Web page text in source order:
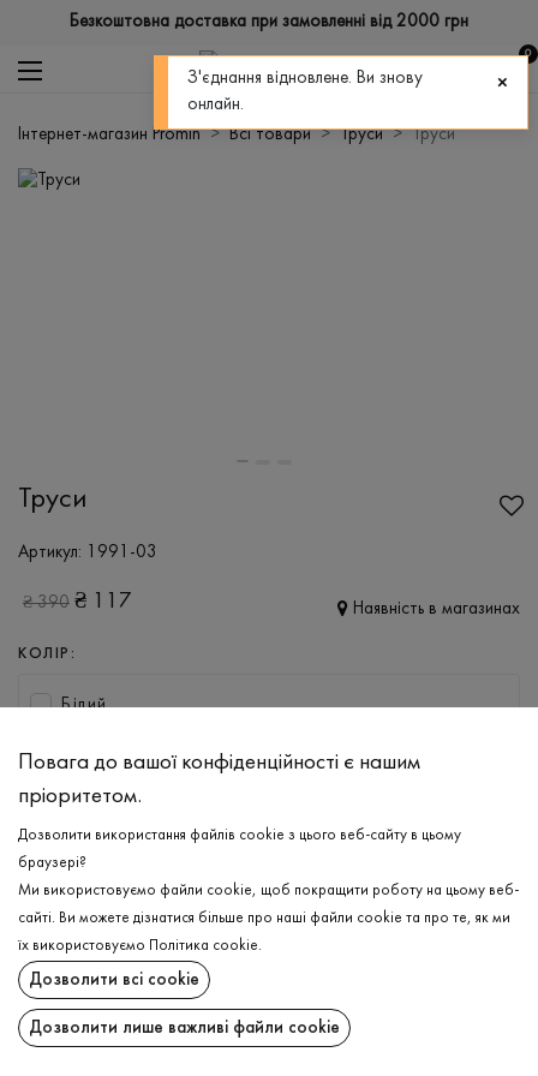
Безкоштовна доставка при замовленні від 2000 грн
0
Інтернет-магазин Promin Всі товари Труси Труси
Труси
Артикул: 1991-03
₴390 ₴ 117 Наявність в магазинах
КОЛІР:
Білий
РОЗМІР
S M L
ДОДАТИ ДО КОШИКА
ОБЕРІТЬ РОЗМІР
Труси
ДОДАТИ ДО КОШИКА
ОПИС
Повага до вашої конфіденційності є нашим
пріоритетом.
Дозволити використання файлів cookie з цього веб-сайту в цьому
браузері?
Ми використовуємо файли cookie, щоб покращити роботу на цьому веб-
сайті. Ви можете дізнатися більше про наші файли cookie та про те, як ми
їх використовуємо
Політика cookie.
Дозволити всі cookie
Дозволити лише важливі файли cookie
З'єднання відновлене. Ви знову
онлайн.